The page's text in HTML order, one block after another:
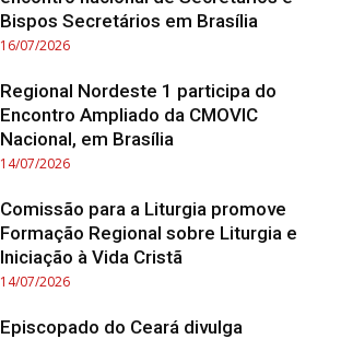
Bispos Secretários em Brasília
16/07/2026
Regional Nordeste 1 participa do
Encontro Ampliado da CMOVIC
Nacional, em Brasília
14/07/2026
Comissão para a Liturgia promove
Formação Regional sobre Liturgia e
Iniciação à Vida Cristã
14/07/2026
Episcopado do Ceará divulga